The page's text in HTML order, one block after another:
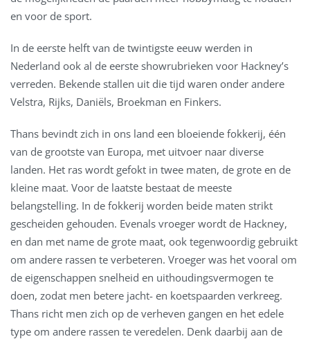
en voor de sport.
In de eerste helft van de twintigste eeuw werden in
Nederland ook al de eerste showrubrieken voor Hackney’s
verreden. Bekende stallen uit die tijd waren onder andere
Velstra, Rijks, Daniëls, Broekman en Finkers.
Thans bevindt zich in ons land een bloeiende fokkerij, één
van de grootste van Europa, met uitvoer naar diverse
landen. Het ras wordt gefokt in twee maten, de grote en de
kleine maat. Voor de laatste bestaat de meeste
belangstelling. In de fokkerij worden beide maten strikt
gescheiden gehouden. Evenals vroeger wordt de Hackney,
en dan met name de grote maat, ook tegenwoordig gebruikt
om andere rassen te verbeteren. Vroeger was het vooral om
de eigenschappen snelheid en uithoudingsvermogen te
doen, zodat men betere jacht- en koetspaarden verkreeg.
Thans richt men zich op de verheven gangen en het edele
type om andere rassen te veredelen. Denk daarbij aan de